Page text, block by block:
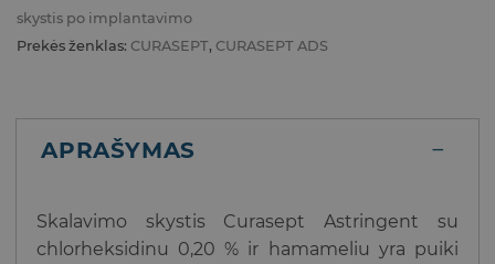
skystis po implantavimo
Prekės ženklas: CURASEPT, CURASEPT ADS
APRAŠYMAS
Skalavimo skystis Curasept Astringent su
chlorheksidinu 0,20 % ir hamameliu yra puiki